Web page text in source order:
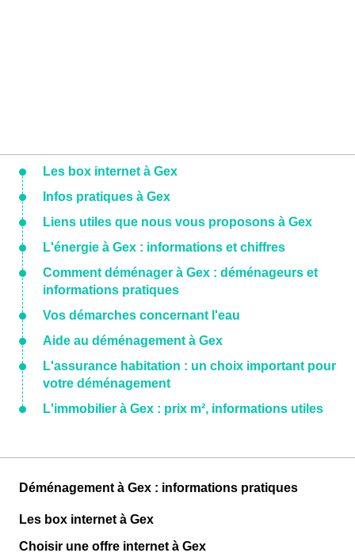
Les box internet à Gex
Infos pratiques à Gex
Liens utiles que nous vous proposons à Gex
L'énergie à Gex : informations et chiffres
Comment déménager à Gex : déménageurs et
informations pratiques
Vos démarches concernant l'eau
Aide au déménagement à Gex
L'assurance habitation : un choix important pour
votre déménagement
L'immobilier à Gex : prix m², informations utiles
Déménagement à Gex : informations pratiques
Les box internet à Gex
Choisir une offre internet à Gex